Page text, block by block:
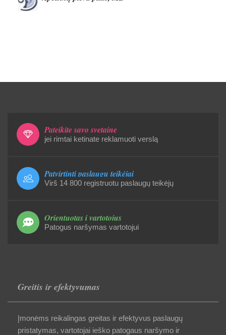
Pateikite savo svetainę
jei rimtai ketinate reklamuoti verslą
Patvirtinti paslaugų teikėjai
Virš 14 800 registruotu paslaugų teikėjų
Orientuotas į vartotojus
Patogus naršymas vartotojui
Greitis ir efektyvumas
Įmonėms reikalingas greitas ir efektyvus paslaugų
pristatymas, vartotojai ieško patogaus naršymo ir